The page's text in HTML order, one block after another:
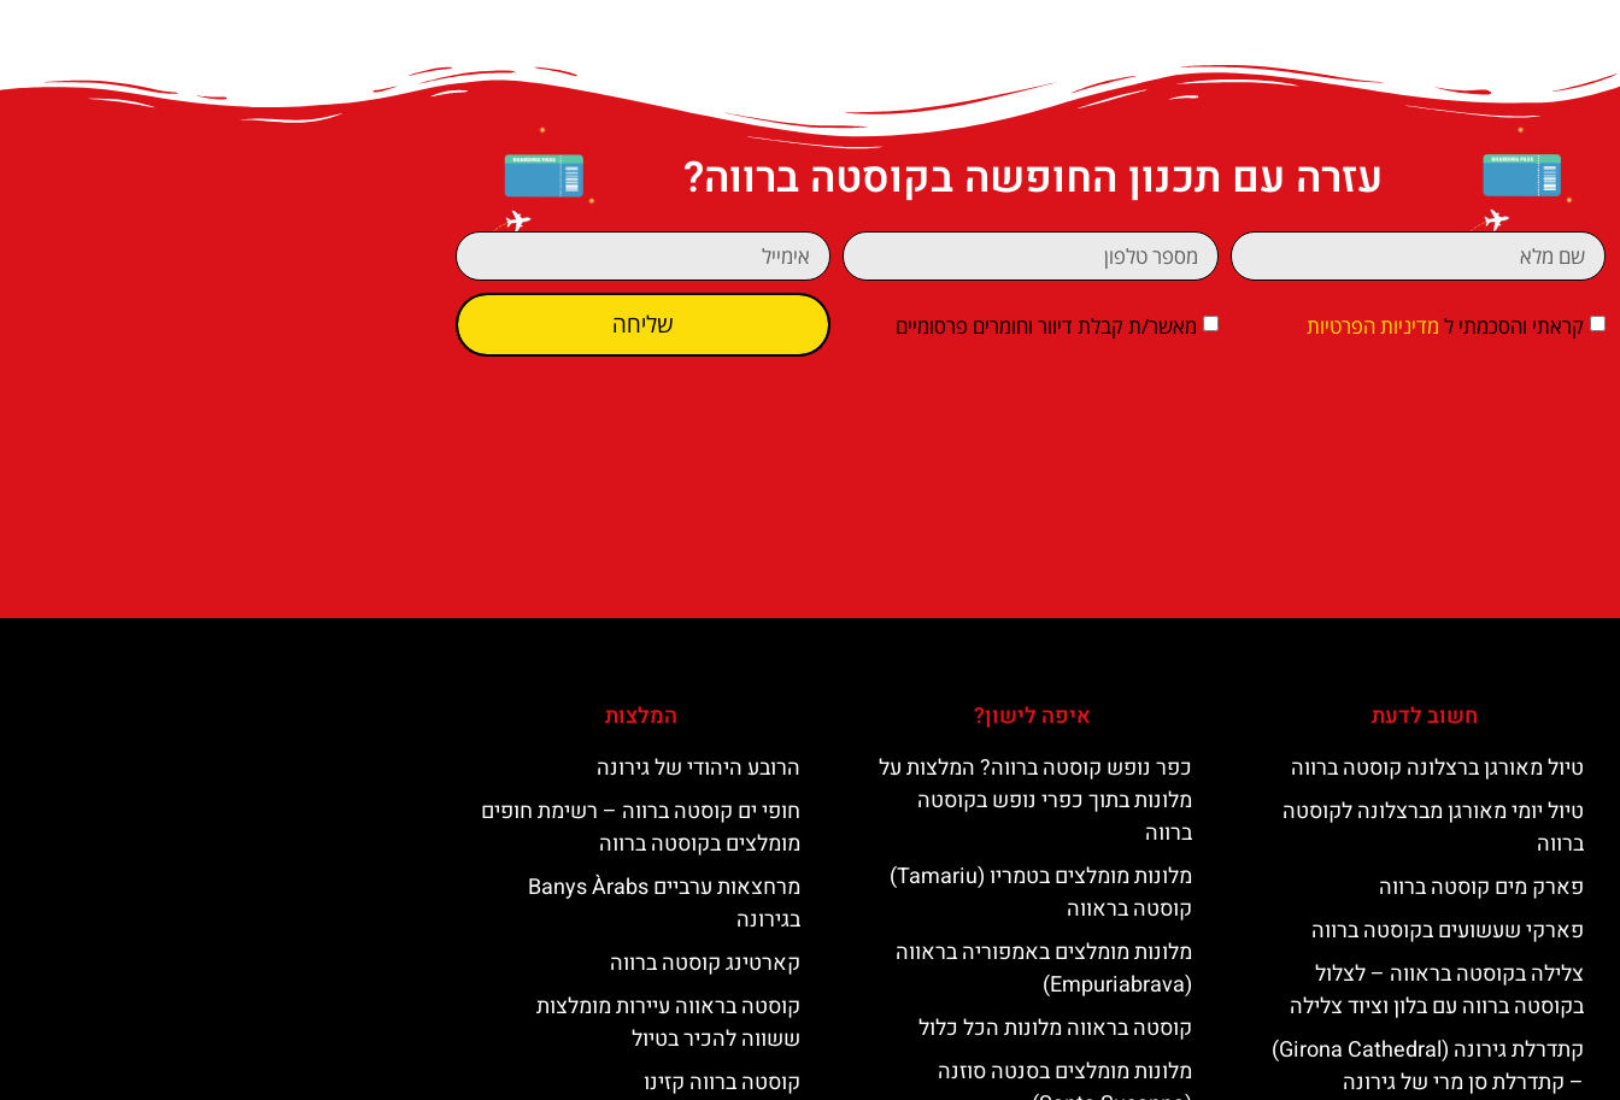
עזרה עם תכנון החופשה בקוסטה ברווה?
קראתי והסכמתי ל מדיניות הפרטיות מאשר/ת קבלת דיוור וחומרים פרסומיים שליחה
חשוב לדעת
טיול מאורגן ברצלונה קוסטה ברווה
טיול יומי מאורגן מברצלונה לקוסטה
ברווה
פארק מים קוסטה ברווה
פארקי שעשועים בקוסטה ברווה
צלילה בקוסטה בראווה – לצלול
בקוסטה ברווה עם בלון וציוד צלילה
קתדרלת גירונה (Girona Cathedral)
– קתדרלת סן מרי של גירונה
איפה לישון?
כפר נופש קוסטה ברווה? המלצות על
מלונות בתוך כפרי נופש בקוסטה
ברווה
מלונות מומלצים בטמריו (Tamariu)
קוסטה בראווה
מלונות מומלצים באמפוריה בראווה
(Empuriabrava)
קוסטה בראווה מלונות הכל כלול
מלונות מומלצים בסנטה סוזנה
המלצות
הרובע היהודי של גירונה
חופי ים קוסטה ברווה – רשימת חופים
מומלצים בקוסטה ברווה
מרחצאות ערביים Banys Àrabs
בגירונה
קארטינג קוסטה ברווה
קוסטה בראווה עיירות מומלצות
ששווה להכיר בטיול
קוסטה ברווה קזינו